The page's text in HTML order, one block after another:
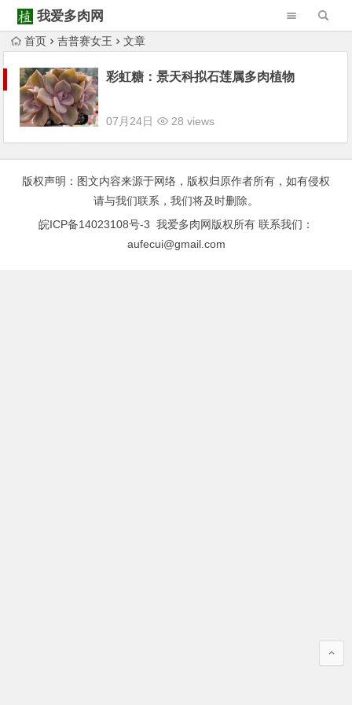
我爱多肉网
首页 吉普赛女王
文章
Warning: Trying to access array offset on null in
彩虹糖：景天科拟石莲属多肉植物
07月24日 28 views
版权声明：图文内容来源于网络，版权归原作者所有，如有侵权
请与我们联系，我们将及时删除。
皖ICP备14023108号-3 我爱多肉网版权所有 联系我们：
aufecui@gmail.com